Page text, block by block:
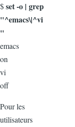
$set -o | grep
"^emacs\|^vi
"
emacs
on
vi
off
Pour les
utilisateurs